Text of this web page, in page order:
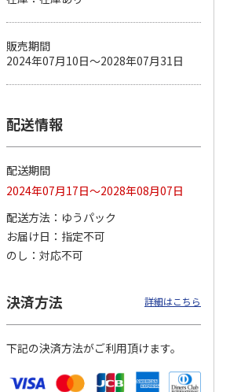
ペット線香 虹のか
なた フルーティフ
ローラルの香り
590円
(送料別・税込)
えBOX とりささ…
380円
(送料別・税込)
販売期間
2024年07月10日～2028年07月31日
配送情報
配送期間
2024年07月17日～2028年08月07日
配送方法
ゆうパック
お届け日
指定不可
のし
対応不可
決済方法 詳細はこちら
下記の決済方法がご利用頂けます。